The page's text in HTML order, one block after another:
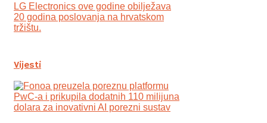
LG Electronics ove godine obilježava
20 godina poslovanja na hrvatskom
tržištu.
Vijesti